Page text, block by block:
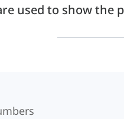
used to show the